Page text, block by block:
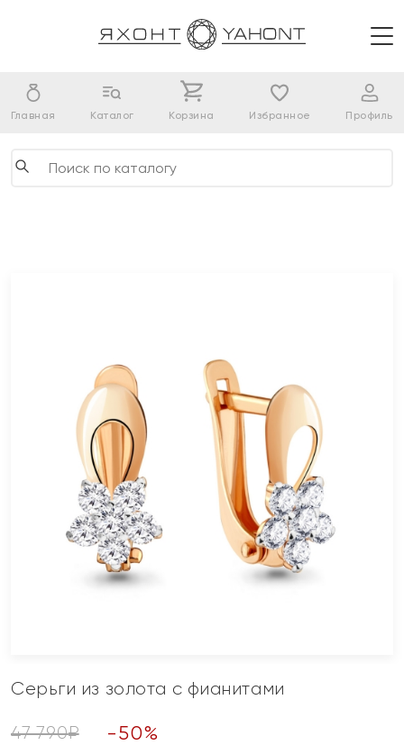
Главная Каталог Корзина Избранное Профиль
Серьги из золота с фианитами
47 790₽ -50%